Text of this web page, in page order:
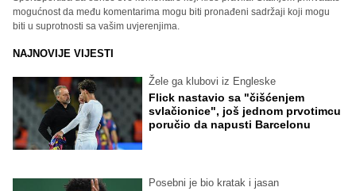
mogućnost da među komentarima mogu biti pronađeni sadržaji koji mogu
biti u suprotnosti sa vašim uvjerenjima.
NAJNOVIJE VIJESTI
Žele ga klubovi iz Engleske
Flick nastavio sa "čišćenjem
svlačionice", još jednom prvotimcu
poručio da napusti Barcelonu
Posebni je bio kratak i jasan